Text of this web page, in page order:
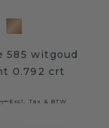
585 witgoud
0.792 crt
Excl. Tax & BTW